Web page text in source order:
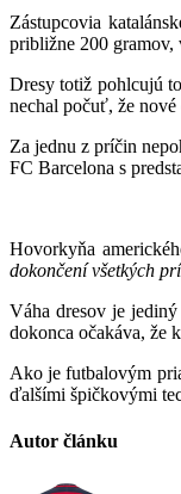
Zástupcovia
približne 200 gramov,
Dresy totiž pohlcujú
nechal počuť, že
Za jednu z príčin
FC Barcelona s
Hovorkyňa
dokončení všetkých
Váha dresov je
dokonca očakáva, že
Ako je futbalovým
ďalšími špičkovými
Autor článku